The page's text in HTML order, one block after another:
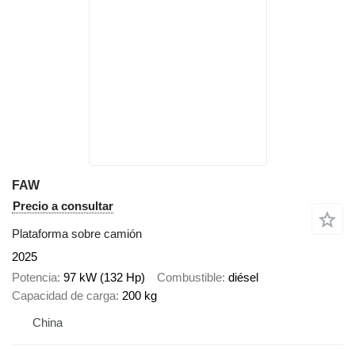
FAW
Precio a consultar
Plataforma sobre camión
2025
Potencia 97 kW (132 Hp) Combustible diésel
Capacidad de carga 200 kg
China